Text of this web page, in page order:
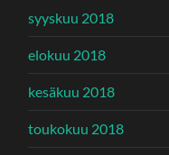
syyskuu 2018
elokuu 2018
kesäkuu 2018
toukokuu 2018